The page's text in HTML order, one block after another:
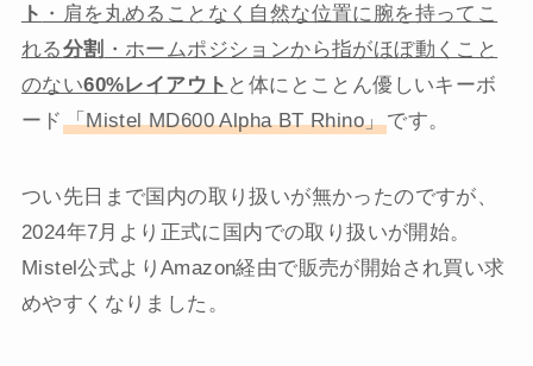
ト ・肩を丸めることなく自然な位置に腕を持ってこ
れる分割 ・ホームポジションから指がほぼ動くこと
のない60%レイアウト と体にとことん優しいキーボ
ード 「Mistel MD600 Alpha BT Rhino」です。
つい先日まで国内の取り扱いが無かったのですが、
2024年7月より正式に国内での取り扱いが開始。
Mistel公式よりAmazon経由で販売が開始され買い求
めやすくなりました。